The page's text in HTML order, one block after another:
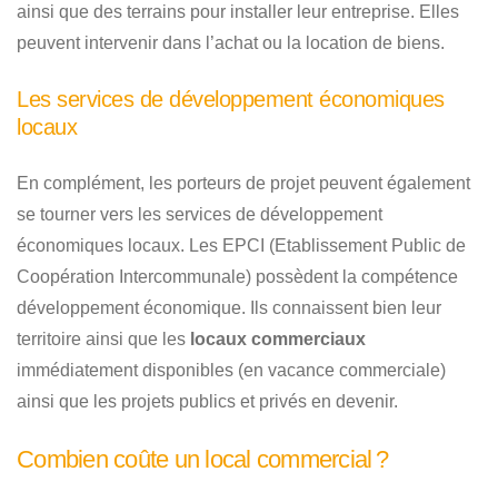
ainsi que des terrains pour installer leur entreprise. Elles
peuvent intervenir dans l’achat ou la location de biens.
Les services de développement économiques
locaux
En complément, les porteurs de projet peuvent également
se tourner vers les services de développement
économiques locaux. Les EPCI (Etablissement Public de
Coopération Intercommunale) possèdent la compétence
développement économique. Ils connaissent bien leur
territoire ainsi que les locaux commerciaux
immédiatement disponibles (en vacance commerciale)
ainsi que les projets publics et privés en devenir.
Combien coûte un local commercial ?